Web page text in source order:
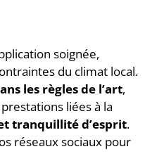
soignée,
du climat local.
les règles de l’art,
liées à la
tranquillité d’esprit.
réseaux sociaux pour